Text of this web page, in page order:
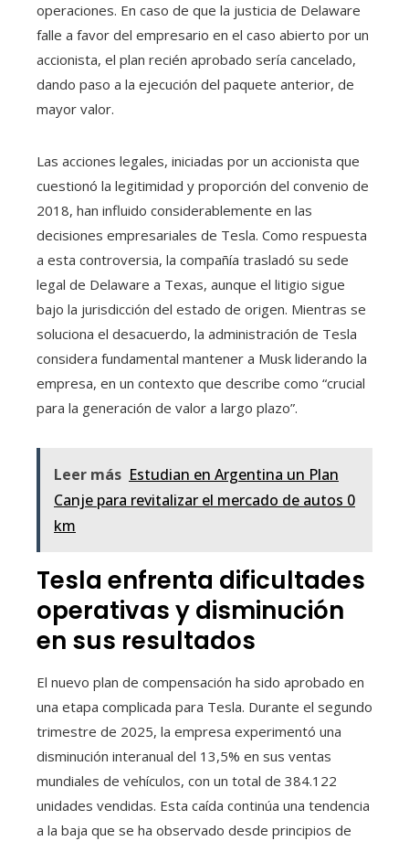
operaciones. En caso de que la justicia de Delaware
falle a favor del empresario en el caso abierto por un
accionista, el plan recién aprobado sería cancelado,
dando paso a la ejecución del paquete anterior, de
mayor valor.
Las acciones legales, iniciadas por un accionista que
cuestionó la legitimidad y proporción del convenio de
2018, han influido considerablemente en las
decisiones empresariales de Tesla. Como respuesta
a esta controversia, la compañía trasladó su sede
legal de Delaware a Texas, aunque el litigio sigue
bajo la jurisdicción del estado de origen. Mientras se
soluciona el desacuerdo, la administración de Tesla
considera fundamental mantener a Musk liderando la
empresa, en un contexto que describe como “crucial
para la generación de valor a largo plazo”.
Leer más Estudian en Argentina un Plan
Canje para revitalizar el mercado de autos 0
km
Tesla enfrenta dificultades
operativas y disminución
en sus resultados
El nuevo plan de compensación ha sido aprobado en
una etapa complicada para Tesla. Durante el segundo
trimestre de 2025, la empresa experimentó una
disminución interanual del 13,5% en sus ventas
mundiales de vehículos, con un total de 384.122
unidades vendidas. Esta caída continúa una tendencia
a la baja que se ha observado desde principios de